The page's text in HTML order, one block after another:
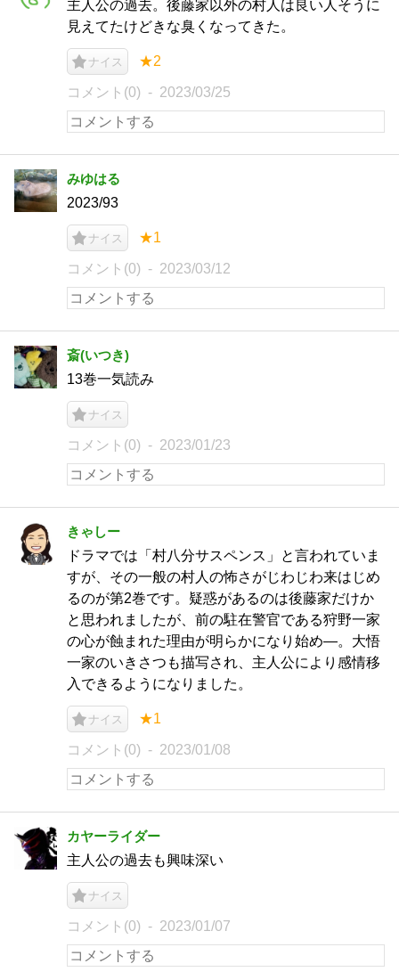
主人公の過去。後藤家以外の村人は良い人そうに
見えてたけどきな臭くなってきた。
ナイス ★2
コメント(0) 2023/03/25
みゆはる
2023/93
ナイス ★1
コメント(0) 2023/03/12
斎(いつき)
13巻一気読み
ナイス
コメント(0) 2023/01/23
きゃしー
ドラマでは「村八分サスペンス」と言われていま
すが、その一般の村人の怖さがじわじわ来はじめ
るのが第2巻です。疑惑があるのは後藤家だけか
と思われましたが、前の駐在警官である狩野一家
の心が蝕まれた理由が明らかになり始め―。大悟
一家のいきさつも描写され、主人公により感情移
入できるようになりました。
ナイス ★1
コメント(0) 2023/01/08
カヤーライダー
主人公の過去も興味深い
ナイス
コメント(0) 2023/01/07